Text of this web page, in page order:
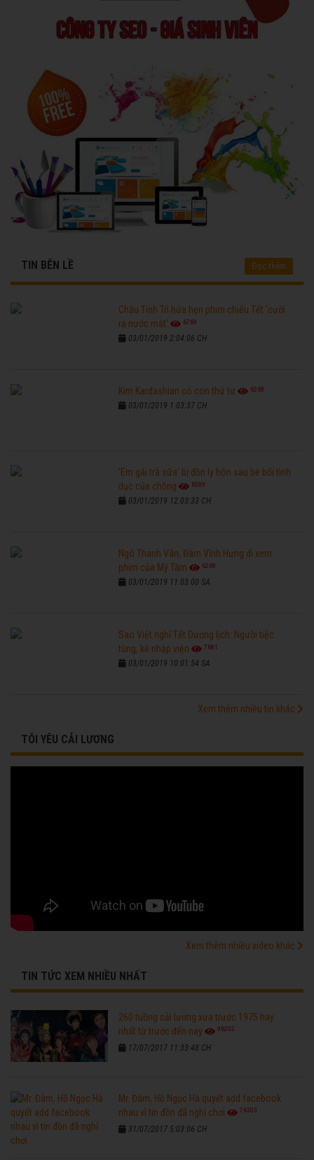
TIN BÊN LỀ Đọc thêm
Châu Tinh Trì hứa hẹn phim chiếu Tết 'cười
ra nước mắt'
6769
03/01/2019 2:04:06 CH
Kim Kardashian có con thứ tư 6268
03/01/2019 1:03:37 CH
'Em gái trà sữa' bị đồn ly hôn sau bê bối tình
dục của chồng
6589
03/01/2019 12:03:33 CH
Ngô Thanh Vân, Đàm Vĩnh Hưng đi xem
phim của Mỹ Tâm
6269
03/01/2019 11:03:00 SA
Sao Việt nghỉ Tết Dương lịch: Người tiệc
tùng, kẻ nhập viện
7681
03/01/2019 10:01:54 SA
Xem thêm nhiều tin khác
TÔI YÊU CẢI LƯƠNG
Xem thêm nhiều video khác
TIN TỨC XEM NHIỀU NHẤT
260 tuồng cải lương xưa trước 1975 hay
nhất từ trước đến nay
96202
17/07/2017 11:33:48 CH
Mr. Đàm, Hồ Ngọc Hà quyết add facebook
nhau vì tin đồn đã nghỉ chơi
76303
31/07/2017 5:03:06 CH